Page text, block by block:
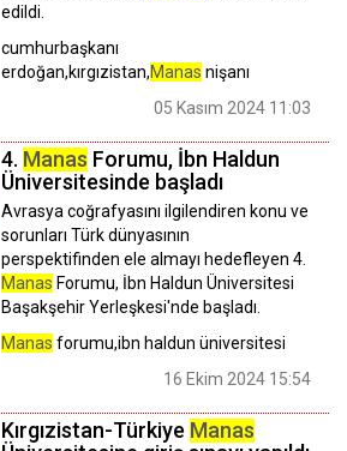
edildi.
cumhurbaşkanı
erdoğan,kırgızistan,Manas nişanı
05 Kasım 2024 11:03
4. Manas Forumu, İbn Haldun
Üniversitesinde başladı
Avrasya coğrafyasını ilgilendiren konu ve
sorunları Türk dünyasının
perspektifinden ele almayı hedefleyen 4.
Manas Forumu, İbn Haldun Üniversitesi
Başakşehir Yerleşkesi'nde başladı.
Manas forumu,ibn haldun üniversitesi
16 Ekim 2024 15:54
Kırgızistan-Türkiye Manas